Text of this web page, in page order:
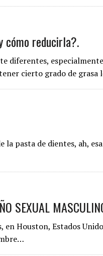
cómo reducirla?.
diferentes,
cierto grado de grasa
pasta de dientes, ah,
SEXUAL
en Houston, Estados